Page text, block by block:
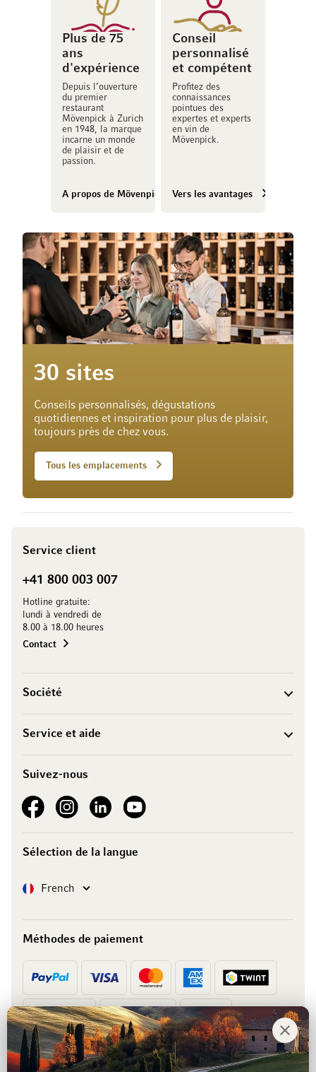
Plus de 75
ans
d'expérience
Depuis l’ouverture
du premier
restaurant
Mövenpick à Zurich
en 1948, la marque
incarne un monde
de plaisir et de
passion.
A propos de Mövenpick Vins
Conseil
personnalisé
et compétent
Profitez des
connaissances
pointues des
expertes et experts
en vin de
Mövenpick.
Vers les avantages
30 sites
Conseils personnalisés, dégustations
quotidiennes et inspiration pour plus de plaisir,
toujours près de chez vous.
Tous les emplacements
Service client
+41 800 003 007
Hotline gratuite:
lundi à vendredi de
8.00 à 18.00 heures
Contact
Société
Service et aide
Suivez-nous
See our FacebookSee our Instagram account
See our LinkedInSee our YouTube channel
Sélection de la langue
LangueFrench
Méthodes de paiement
Prépaiement Facture